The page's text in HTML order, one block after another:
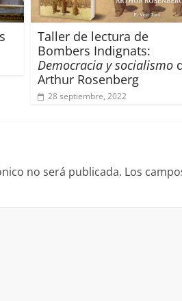
Taller de lectura de
Bombers Indignats:
Democracia y socialismo
Arthur Rosenberg
28 septiembre, 2022
no será publicada. Los